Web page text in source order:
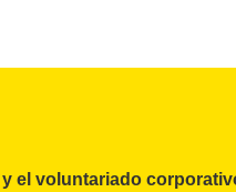
y el voluntariado